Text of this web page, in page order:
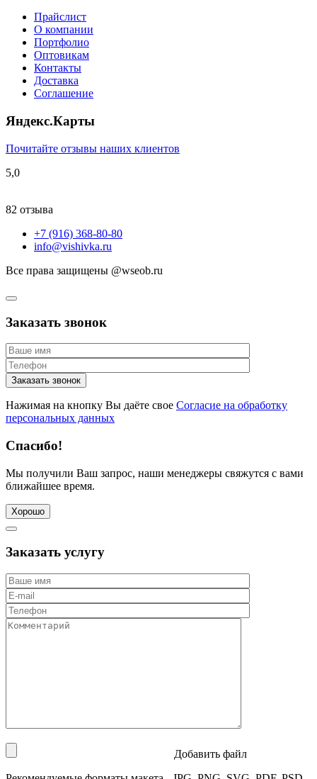
Прайслист
О компании
Портфолио
Оптовикам
Контакты
Доставка
Соглашение
Яндекс.Карты
Почитайте отзывы наших клиентов
5,0
82 отзыва
+7 (916) 368-80-80
info@vishivka.ru
Все права защищены @wseob.ru
Заказать звонок
Нажимая на кнопку Вы даёте свое Согласие на обработку
персональных данных
Спасибо!
Мы получили Ваш запрос, наши менеджеры свяжутся с вами
ближайшее время.
Хорошо
Заказать услугу
Добавить файл